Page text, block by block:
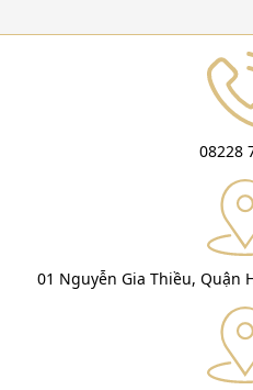
08228
01 Nguyễn Gia Thiều, Quận